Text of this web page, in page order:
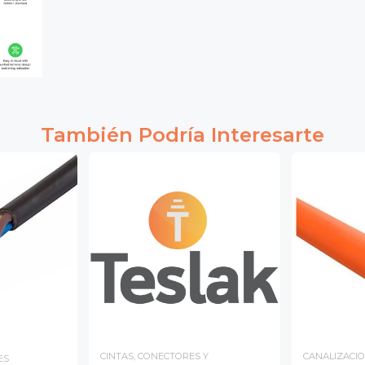
También Podría Interesarte
CINTAS, CONECTORES Y